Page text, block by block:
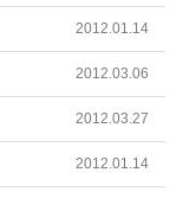
2012.01.14
2012.03.06
2012.03.27
2012.01.14